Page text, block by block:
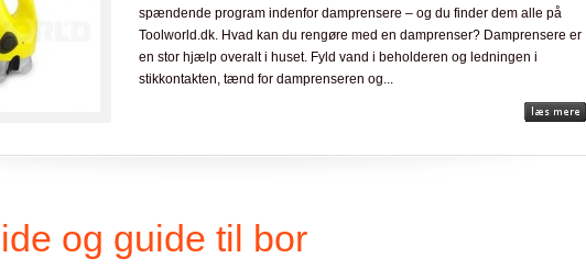
spændende program indenfor damprensere – og du finder dem alle på
Toolworld.dk. Hvad kan du rengøre med en damprenser? Damprensere er
en stor hjælp overalt i huset. Fyld vand i beholderen og ledningen i
stikkontakten, tænd for damprenseren og...
og guide til bor